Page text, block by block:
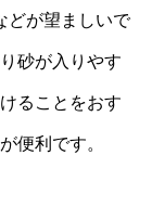
どが望ましいで
砂が入りやす
ることをおす
便利です。